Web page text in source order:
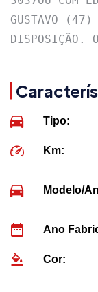
GUSTAVO
DISPOSIÇÃO.
Tipo:
Km:
Modelo/
Ano
Cor: